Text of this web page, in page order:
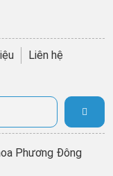
Liên hệ
Phương Đông